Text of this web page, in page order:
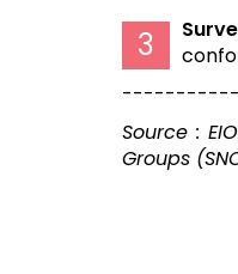
Source :
Groups